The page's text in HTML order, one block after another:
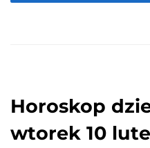
Horoskop
wtorek 10